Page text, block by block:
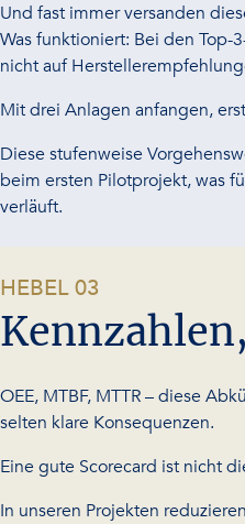
Und fast immer versanden
Was funktioniert: Bei den Top-
nicht auf
Mit drei Anlagen anfangen,
Diese stufenweise
beim ersten Pilotprojekt, was
verläuft.
HEBEL 03-
OEE, MTBF, MTTR – diese
selten klare Konsequenzen.
Eine gute Scorecard ist nicht
In unseren Projekten